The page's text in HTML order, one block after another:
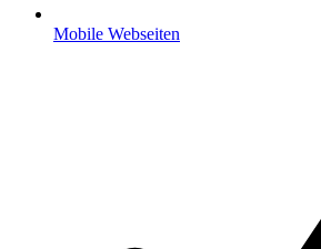
Mobile Webseiten